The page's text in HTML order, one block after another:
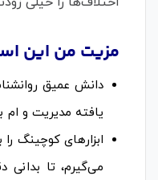
مزیت من این
دانش عمیق
یافته مدیریت و ام
ابزارهای کوچینگ
می‌گیرم، تا بدانی